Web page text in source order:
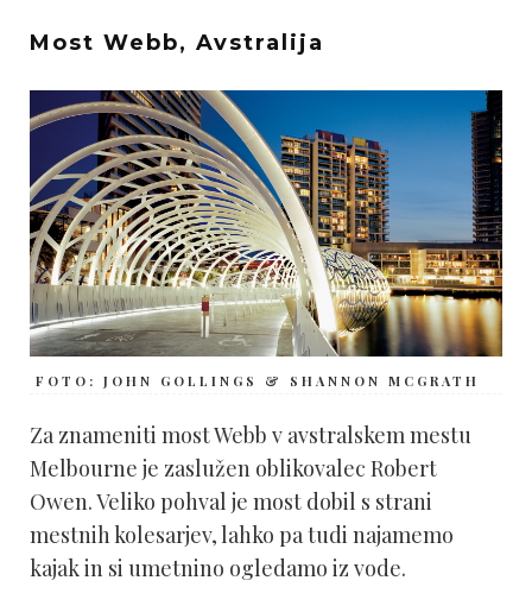
Most Webb, Avstralija
FOTO: JOHN GOLLINGS & SHANNON MCGRATH
Za znameniti most Webb v avstralskem mestu
Melbourne je zaslužen oblikovalec Robert
Owen. Veliko pohval je most dobil s strani
mestnih kolesarjev, lahko pa tudi najamemo
kajak in si umetnino ogledamo iz vode.